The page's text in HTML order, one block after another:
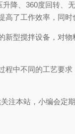
、360度回转、
了工作效率，同时
型搅拌设备，对物
中不同的工艺要求
本站，小编会定期